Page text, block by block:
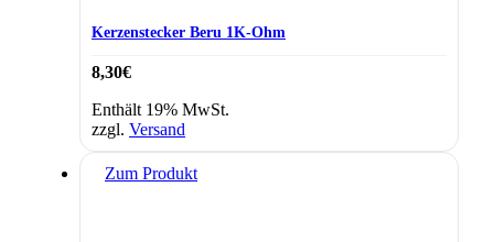
Kerzenstecker Beru 1K-Ohm
8,30€
Enthält 19% MwSt.
zzgl. Versand
Zum Produkt